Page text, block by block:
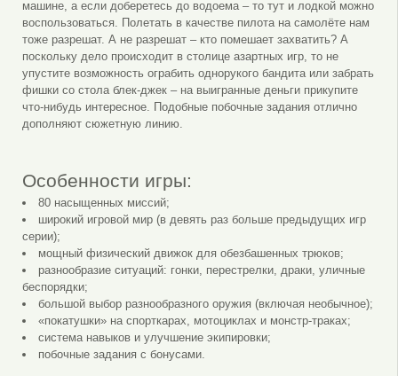
машине, а если доберетесь до водоема – то тут и лодкой можно
воспользоваться. Полетать в качестве пилота на самолёте нам
тоже разрешат. А не разрешат – кто помешает захватить? А
поскольку дело происходит в столице азартных игр, то не
упустите возможность ограбить однорукого бандита или забрать
фишки со стола блек-джек – на выигранные деньги прикупите
что-нибудь интересное. Подобные побочные задания отлично
дополняют сюжетную линию.
Особенности игры:
80 насыщенных миссий;
широкий игровой мир (в девять раз больше предыдущих игр
серии);
мощный физический движок для обезбашенных трюков;
разнообразие ситуаций: гонки, перестрелки, драки, уличные
беспорядки;
большой выбор разнообразного оружия (включая необычное);
«покатушки» на спорткарах, мотоциклах и монстр-траках;
система навыков и улучшение экипировки;
побочные задания с бонусами.